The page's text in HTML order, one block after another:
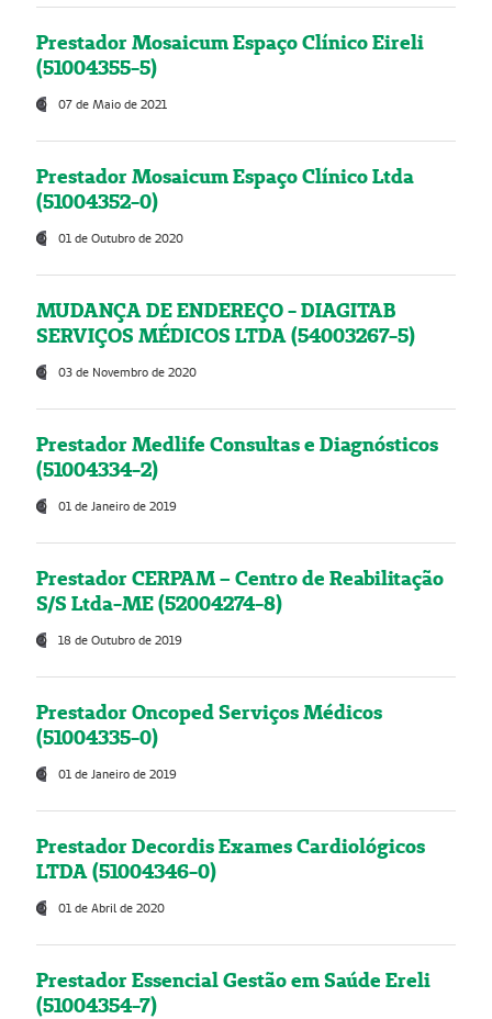
Prestador Mosaicum Espaço Clínico Eireli
(51004355-5)
07 de Maio de 2021
Prestador Mosaicum Espaço Clínico Ltda
(51004352-0)
01 de Outubro de 2020
MUDANÇA DE ENDEREÇO - DIAGITAB
SERVIÇOS MÉDICOS LTDA (54003267-5)
03 de Novembro de 2020
Prestador Medlife Consultas e Diagnósticos
(51004334-2)
01 de Janeiro de 2019
Prestador CERPAM – Centro de Reabilitação
S/S Ltda-ME (52004274-8)
18 de Outubro de 2019
Prestador Oncoped Serviços Médicos
(51004335-0)
01 de Janeiro de 2019
Prestador Decordis Exames Cardiológicos
LTDA (51004346-0)
01 de Abril de 2020
Prestador Essencial Gestão em Saúde Ereli
(51004354-7)